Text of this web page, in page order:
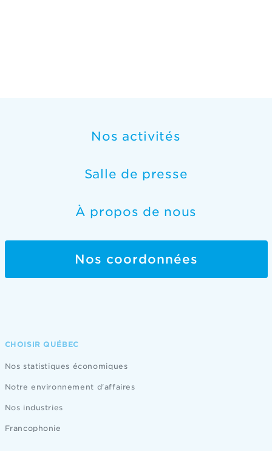
Nos activités
Salle de presse
À propos de nous
Nos coordonnées
CHOISIR QUÉBEC
Nos statistiques économiques
Notre environnement d'affaires
Nos industries
Francophonie